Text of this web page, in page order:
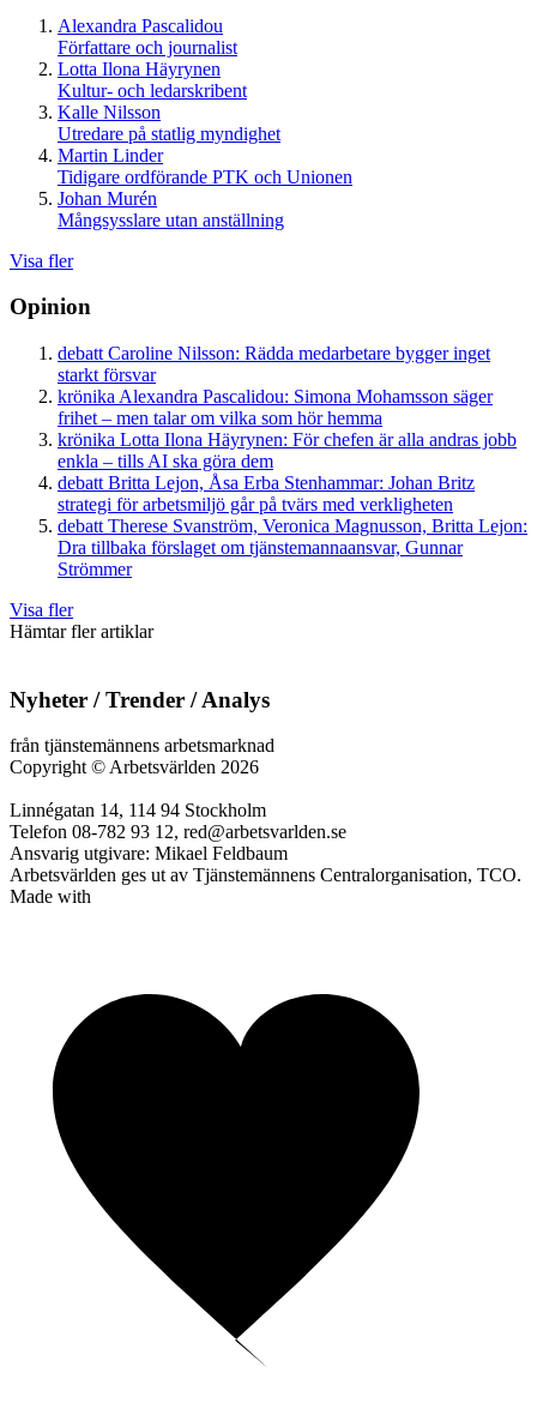
Alexandra Pascalidou
Författare och journalist
Lotta Ilona Häyrynen
Kultur- och ledarskribent
Kalle Nilsson
Utredare på statlig myndighet
Martin Linder
Tidigare ordförande PTK och Unionen
Johan Murén
Mångsysslare utan anställning
Visa fler
Opinion
debatt Caroline Nilsson: Rädda medarbetare bygger inget
starkt försvar
krönika Alexandra Pascalidou: Simona Mohamsson säger
frihet – men talar om vilka som hör hemma
krönika Lotta Ilona Häyrynen: För chefen är alla andras jobb
enkla – tills AI ska göra dem
debatt Britta Lejon, Åsa Erba Stenhammar: Johan Britz
strategi för arbetsmiljö går på tvärs med verkligheten
debatt Therese Svanström, Veronica Magnusson, Britta Lejon:
Dra tillbaka förslaget om tjänstemannaansvar, Gunnar
Strömmer
Visa fler
Hämtar fler artiklar
Nyheter / Trender / Analys
från tjänstemännens arbetsmarknad
Copyright © Arbetsvärlden 2026
Linnégatan 14, 114 94 Stockholm
Telefon 08-782 93 12, red@arbetsvarlden.se
Ansvarig utgivare: Mikael Feldbaum
Arbetsvärlden ges ut av Tjänstemännens Centralorganisation, TCO.
Made with